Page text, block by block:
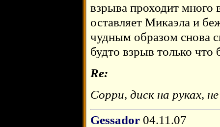
взрыва проходит
оставляет Микаэла и
чудным образом снова
будто взрыв только
Re:
Сорри, диск на руках,
Gessador 04.11.07